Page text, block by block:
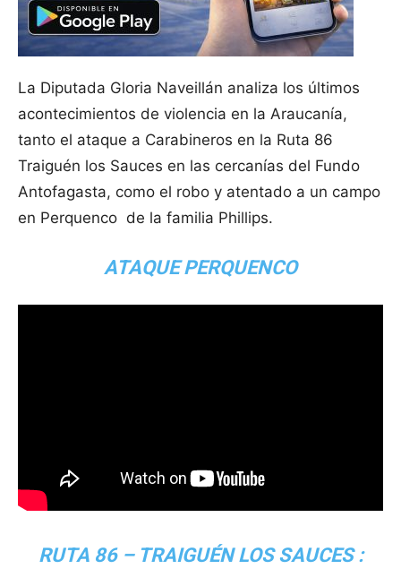
La Diputada Gloria Naveillán analiza los últimos
acontecimientos de violencia en la Araucanía,
tanto el ataque a Carabineros en la Ruta 86
Traiguén los Sauces en las cercanías del Fundo
Antofagasta, como el robo y atentado a un campo
en Perquenco de la familia Phillips.
ATAQUE PERQUENCO
RUTA 86 – TRAIGUÉN LOS SAUCES :